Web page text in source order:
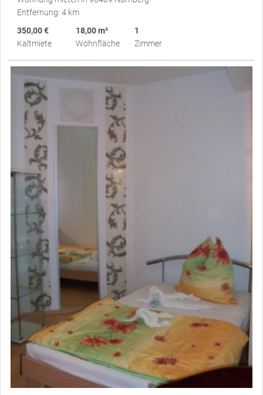
Entfernung: 4 km
350,00 €
Kaltmiete
18,00 m²
Wohnfläche
1
Zimmer